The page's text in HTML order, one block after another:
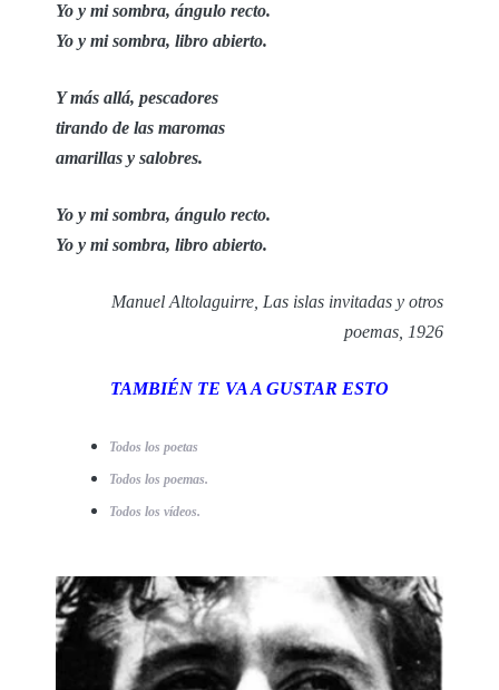
Yo y mi sombra, ángulo recto.
Yo y mi sombra, libro abierto.
Y más allá, pescadores
tirando de las maromas
amarillas y salobres.
Yo y mi sombra, ángulo recto.
Yo y mi sombra, libro abierto.
Manuel Altolaguirre, Las islas invitadas y otros
poemas, 1926
TAMBIÉN TE VA A GUSTAR ESTO
Todos los poetas
Todos los poemas.
Todos los vídeos.